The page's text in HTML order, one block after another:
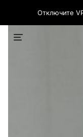
Отключите